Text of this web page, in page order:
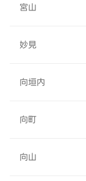
宮山
妙見
向垣内
向町
向山